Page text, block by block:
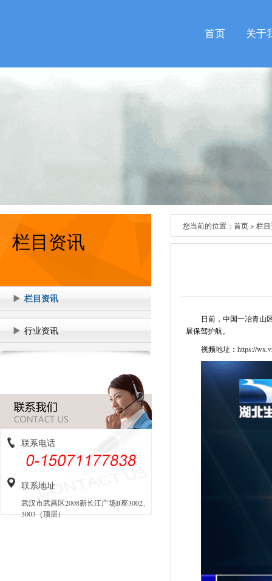
首页 关于
栏目资讯
栏目资讯
行业资讯
联系电话
联系地址
武汉市武昌区2008新长江广场B座3002、
3003（顶层）
您当前的位置： 首页> 栏
日前，中国一冶青山
展保驾护航。
视频地址： https://